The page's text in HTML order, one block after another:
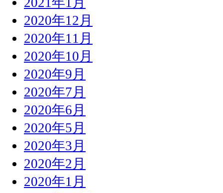
2020年12月
2020年11月
2020年10月
2020年9月
2020年7月
2020年6月
2020年5月
2020年3月
2020年2月
2020年1月